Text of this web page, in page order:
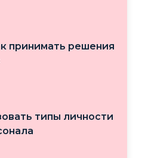
принимать решения
типы личности